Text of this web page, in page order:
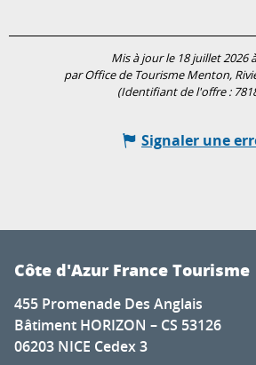
Mis à jour le 18 juillet 2026
par Office de Tourisme Menton,
(Identifiant de l'offre :
Signaler une
Côte d'Azur France Tourisme
455 Promenade Des Anglais
Bâtiment HORIZON – CS 53126
06203 NICE Cedex 3